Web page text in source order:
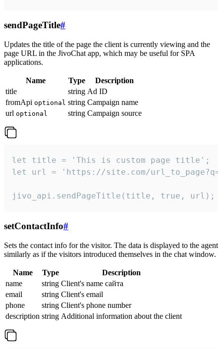
sendPageTitle#
Updates the title of the page the client is currently viewing and the
page URL in the JivoChat app, which may be useful for SPA
applications.
Name Type
Description
title
string Ad ID
fromApi optional string Campaign name
url optional string Campaign source
let title = 'This is custom page title';
let url = 'https://site.com/
jivo_api.sendPageTitle(title, true, url);
setContactInfo#
Sets the contact info for the visitor. The data is displayed to the agent
similarly as if the visitors introduced themselves in the chat window.
Name Type
Description
name
string Client's name сайта
email
string Client's email
phone
string Client's phone number
description string Additional information about the client